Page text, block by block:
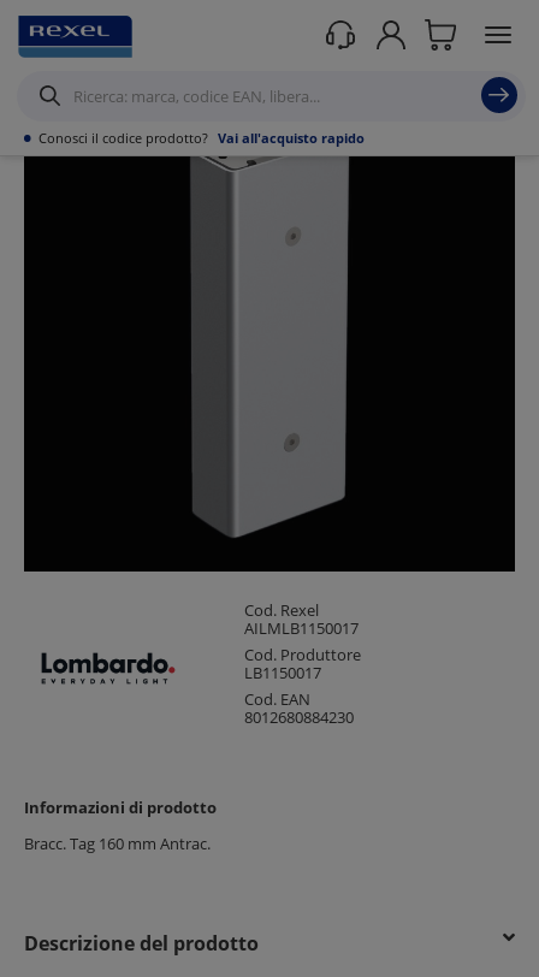
• Conosci il codice prodotto? Vai all'acquisto rapido
Prodotti /
Cod. Rexel
AILMLB1150017
Cod. Produttore
LB1150017
Cod. EAN
8012680884230
Informazioni di prodotto
Bracc. Tag 160 mm Antrac.
Descrizione del prodotto